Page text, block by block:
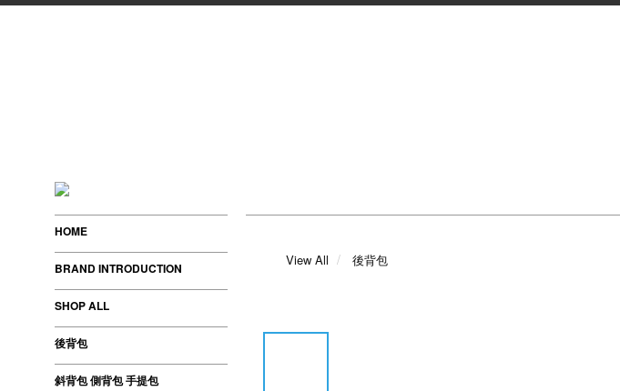
HOME
BRAND INTRODUCTION
SHOP ALL
後背包
斜背包 側背包 手提包
View All 後背包